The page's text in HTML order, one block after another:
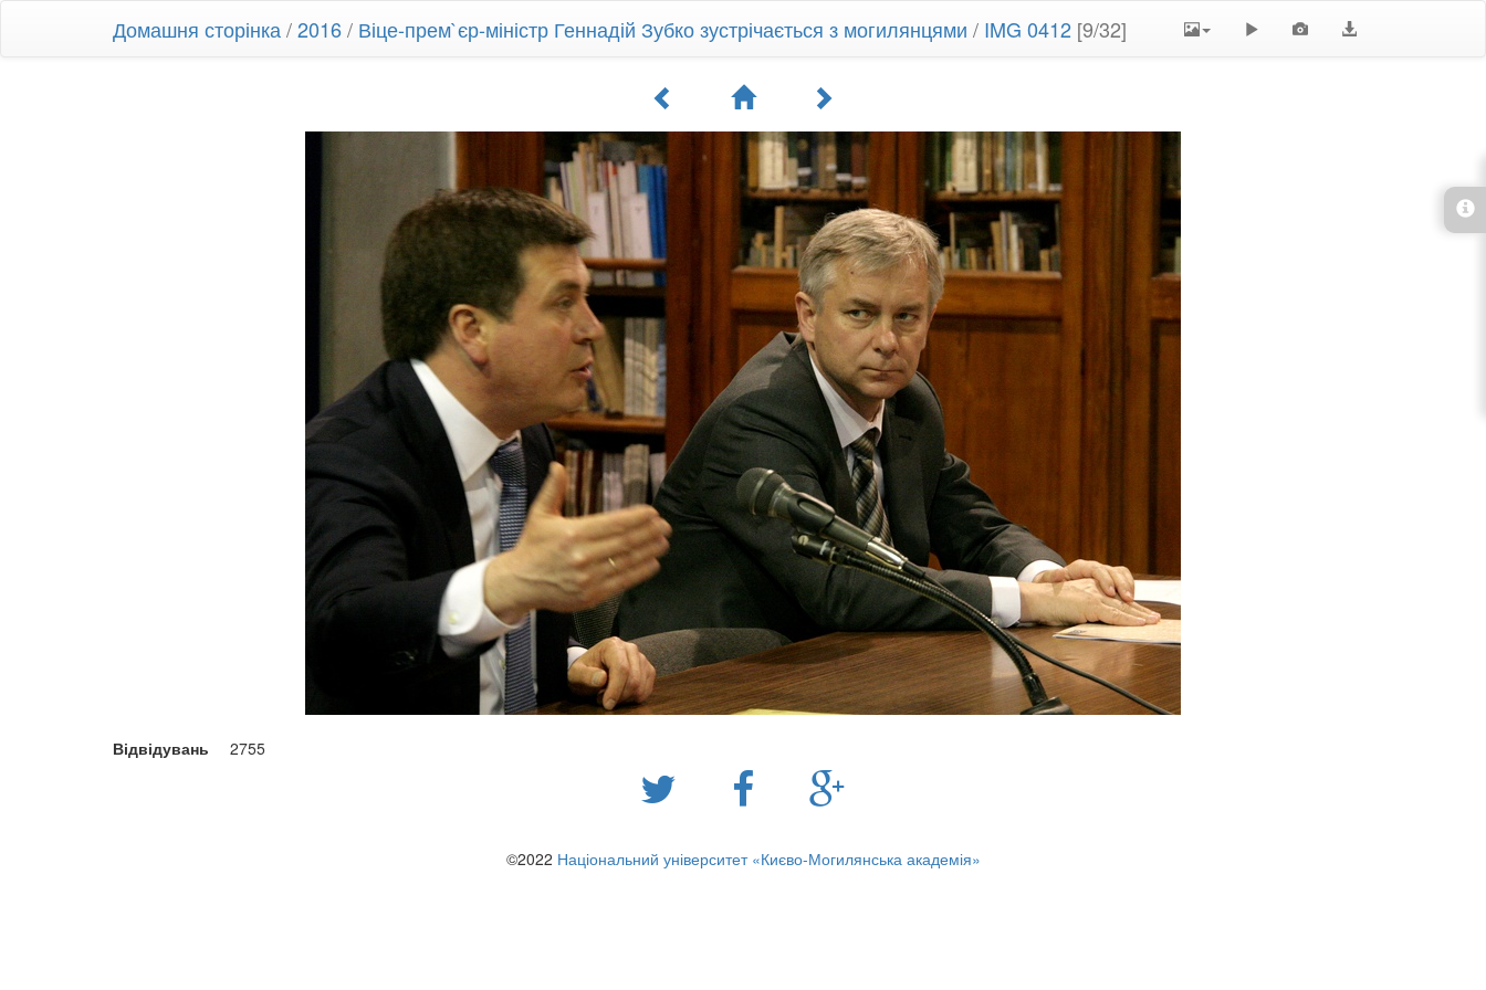
Домашня сторінка /2016/ Віце-прем`єр-міністр Геннадій Зубко зустрічається з могилянцями / IMG 0412 [9/32]
Відвідувань 2755
©2022 Національний університет «Києво-Могилянська академія»